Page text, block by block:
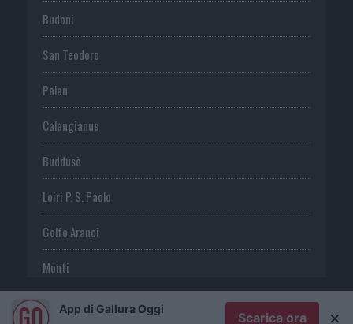
Budoni
San Teodoro
Palau
Calangianus
Buddusò
Loiri P. S. Paolo
Golfo Aranci
Monti
TeltiApp di Gallura Oggi
Scarica ora ×